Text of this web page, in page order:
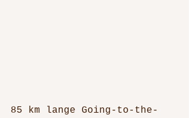
85 km lange Going-to-the-